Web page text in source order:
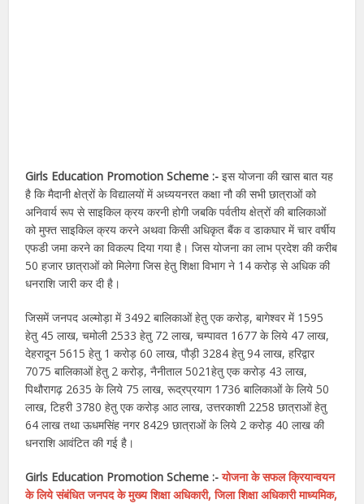
Girls Education Promotion Scheme :-इस योजना की खास बात यह
है कि मैदानी क्षेत्रों के विद्यालयों में अध्ययनरत कक्षा नौ की सभी छात्राओं को
अनिवार्य रूप से साइकिल क्रय करनी होगी जबकि पर्वतीय क्षेत्रों की बालिकाओं
को मुफ्त साइकिल क्रय करने अथवा किसी अधिकृत बैंक व डाकघार में चार वर्षीय
एफडी जमा करने का विकल्प दिया गया है। जिस योजना का लाभ प्रदेश की करीब
50 हजार छात्राओं को मिलेगा जिस हेतु शिक्षा विभाग ने 14 करोड़ से अधिक की
धनराशि जारी कर दी है।
जिसमें जनपद अल्मोड़ा में 3492 बालिकाओं हेतु एक करोड़, बागेश्वर में 1595
हेतु 45 लाख, चमोली 2533 हेतु 72 लाख, चम्पावत 1677 के लिये 47 लाख,
देहरादून 5615 हेतु 1 करोड़ 60 लाख, पौड़ी 3284 हेतु 94 लाख, हरिद्वार
7075 बालिकाओं हेतु 2 करोड़, नैनीताल 5021हेतु एक करोड़ 43 लाख,
पिथौरागढ़ 2635 के लिये 75 लाख, रूद्रप्रयाग 1736 बालिकाओं के लिये 50
लाख, टिहरी 3780 हेतु एक करोड़ आठ लाख, उत्तरकाशी 2258 छात्राओं हेतु
64 लाख तथा ऊधमसिंह नगर 8429 छात्राओं के लिये 2 करोड़ 40 लाख की
धनराशि आवंटित की गई है।
Girls Education Promotion Scheme :-योजना के सफल क्रियान्वयन
के लिये संबंधित जनपद के मुख्य शिक्षा अधिकारी, जिला शिक्षा अधिकारी माध्यमिक,